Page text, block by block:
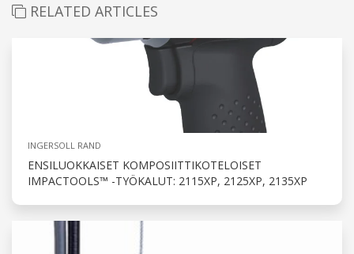
RELATED ARTICLES
INGERSOLL RAND
ENSILUOKKAISET KOMPOSIITTIKOTELOISET
IMPACTOOLS™ -TYÖKALUT: 2115XP, 2125XP, 2135XP